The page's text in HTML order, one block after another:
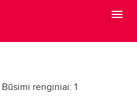
Būsimi renginiai: 1